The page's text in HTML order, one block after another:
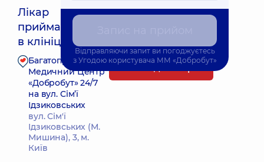
Лікар
приймає
в клініці
Багатопрофільний
Медичний Центр
«Добробут» 24/7
на вул. Сім’ї
Ідзиковських
вул. Сім'ї
Ідзиковських (М.
Мишина), 3, м.
Київ
Запис до лікаря
Відправляючи запит ви погоджуєтесь
з Угодою користувача ММ «Добробут»